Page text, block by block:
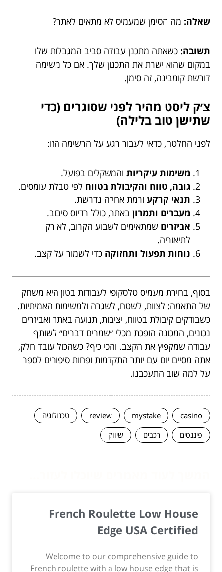
שאלה: מה הסימן שמעמיס לא מתאים לאתר?
תשובה: כשאתה מתכנן עבודה סביב המגבלות שלו
במקום שהוא ישרת את התכנון שלך. אם כל משימה
דורשת קומבינה, זה סימן.
צ׳ק ליסט מהיר לפני שסוגרים (כדי
שתישן טוב בלילה)
לפני החלטה, כדאי לעבור רגע על הרשימה הזו:
משימות עיקריות והמשקלים בפועל.
גובה, טווח והקיבולת בטווח לפי טבלת עומסים.
תנאי קרקע ורמת אחיזה נדרשת.
מעברים ותמרון באתר, כולל רדיוס סיבוב.
אביזרים שמתאימים לשבוע הקרוב, לא רק
לתיאוריה.
נוחות תפעול ותחזוקה כדי לשמור על קצב.
בסוף, בחירת מעמיס טלסקופי לעבודות בטון היא משחק
של התאמה: לצוות, לשטח, לשגרה ולמשימות האמיתיות.
כשבודקים קיבולת בטווח, יציבות, תנועה באתר ואביזרים
נכונים, המכונה הופכת מכלי ״שמרים דברים״ לשותף
עבודה שמקפיץ את הקצב. והכי כיף? כשהכול עובד חלק,
אתה מסיים יום עם יותר התקדמות ופחות סיפורים לספר
על למה שוב התעכבנו.
casino
mystake
review
טכנולוגיה
פיננסים
רכבים שיווק
French Roulette Low House
Edge USA Certified
Welcome to our comprehensive guide to
French roulette with a low house edge that is